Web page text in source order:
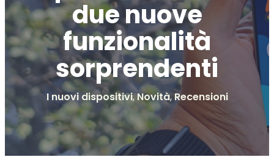
due nuove
funzionalità
sorprendenti
I nuovi dispositivi,Novità, Recensioni